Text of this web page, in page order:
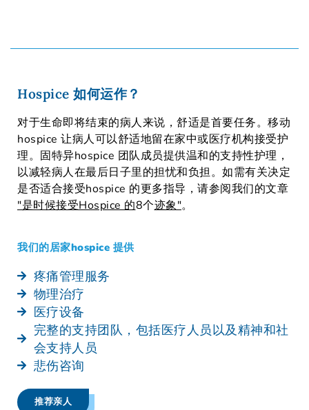
Hospice 如何运作？
对于生命即将结束的病人来说，舒适是首要任务。移动
hospice 让病人可以舒适地留在家中或医疗机构接受护
理。固特异hospice 团队成员提供温和的支持性护理，
以减轻病人在最后日子里的担忧和负担。 如需有关决定
是否适合接受hospice 的更多指导，请参阅我们的文章
"是时候接受Hospice 的8个迹象"。
我们的居家hospice 提供
疼痛管理服务
物理治疗
医疗设备
完整的支持团队，包括医疗人员以及精神和社
会支持人员
悲伤咨询
推荐亲人